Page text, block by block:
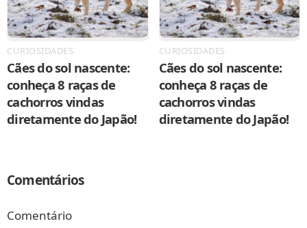
CURIOSIDADES
Cães do sol nascente:
conheça 8 raças de
cachorros vindas
diretamente do Japão!
CURIOSIDADES
Cães do sol nascente:
conheça 8 raças de
cachorros vindas
diretamente do Japão!
Comentários
Comentário